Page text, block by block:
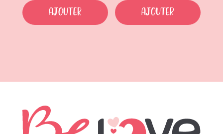
initial
était :
actuel
est :
Ajouter
initial
était :est :
Ajouter